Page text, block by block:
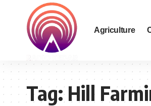
Agriculture
Tag:Hill